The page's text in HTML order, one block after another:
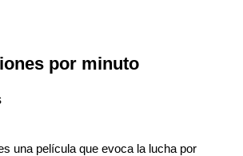
por minuto
una película que evoca la lucha por